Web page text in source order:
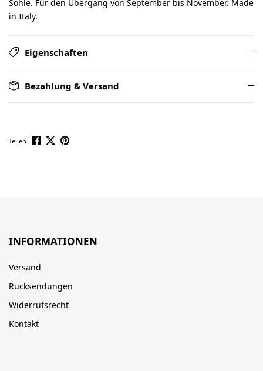
Sohle. Für den Übergang von September bis November. Made
in Italy.
Eigenschaften
Bezahlung & Versand
Teilen
INFORMATIONEN
Versand
Rücksendungen
Widerrufsrecht
Kontakt